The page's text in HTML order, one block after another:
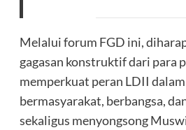
Melalui forum FGD ini,
gagasan konstruktif dari para
memperkuat peran LDII
bermasyarakat, berbangsa,
sekaligus menyongsong